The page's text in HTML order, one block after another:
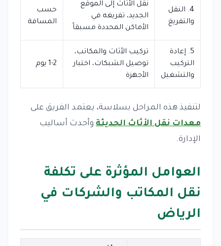
4. النقل
والتفريغ
نقل الأثاث إلى الموقع
الجديد، تفريغه في
الأماكن المحددة مسبقاً
حسب
المسافة
5. إعادة
التركيب
والتشغيل
تركيب الأثاث والمكاتب،
توصيل الشبكات، اختبار
الأجهزة
1-2 يوم
لتنفيذ هذه المراحل بسلاسة، يعتمد الفريق على
معدات نقل الأثاث الحديثة وأحدث أساليب
الإدارة.
العوامل المؤثرة على تكلفة
نقل المكاتب والشركات في
الرياض